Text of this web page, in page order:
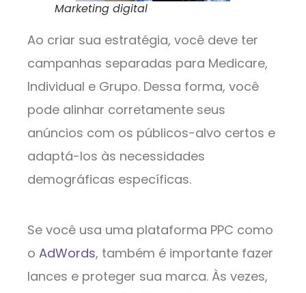
Marketing digital
Ao criar sua estratégia, você deve ter
campanhas separadas para Medicare,
Individual e Grupo. Dessa forma, você
pode alinhar corretamente seus
anúncios com os públicos-alvo certos e
adaptá-los às necessidades
demográficas específicas.
Se você usa uma plataforma PPC como
o AdWords, também é importante fazer
lances e proteger sua marca. Às vezes,